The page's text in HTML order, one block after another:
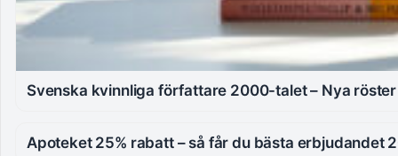
Svenska kvinnliga författare 2000-talet – Nya
Apoteket 25% rabatt – så får du bästa erbjudandet